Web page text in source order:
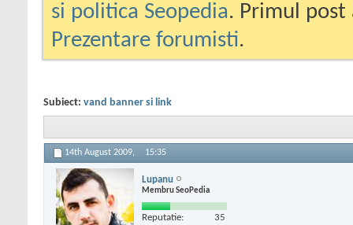
si politica Seopedia. Primul
Prezentare forumisti.
Subiect: vand banner si link
14th August 2009, 15:35
Lupanu
Membru SeoPedia
Reputatie: 35